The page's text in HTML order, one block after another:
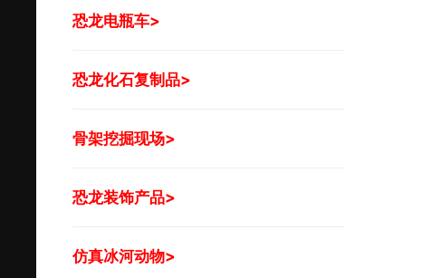
恐龙电瓶车>
恐龙化石复制品>
骨架挖掘现场>
恐龙装饰产品>
仿真冰河动物>